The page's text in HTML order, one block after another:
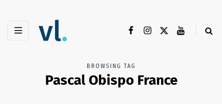
BROWSING TAG
Pascal Obispo France